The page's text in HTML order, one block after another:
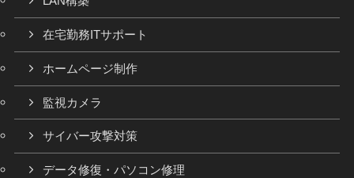
在宅勤務ITサポート
ホームページ制作
監視カメラ
サイバー攻撃対策
データ修復・パソコン修理